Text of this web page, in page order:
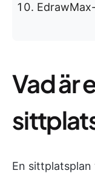
Vad är
En sittplatsplan